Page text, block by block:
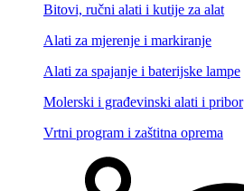
Bitovi, ručni alati i kutije za alat
Alati za mjerenje i markiranje
Alati za spajanje i baterijske lampe
Molerski i građevinski alati i pribor
Vrtni program i zaštitna oprema